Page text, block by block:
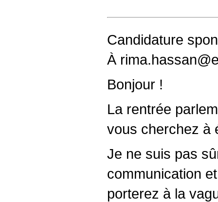
Candidature
À
Bonjour !
La rentrée
vous cherchez à
Je ne suis pas
communication
porterez à la